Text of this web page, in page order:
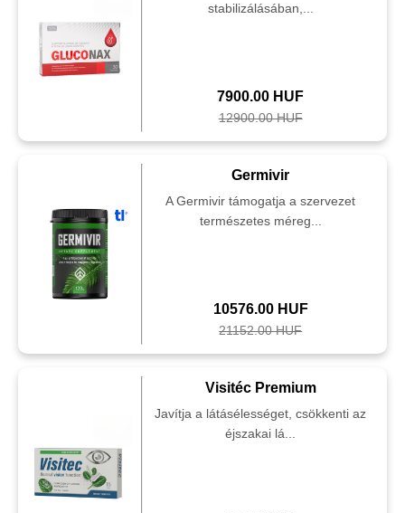
stabilizálásában,...
7900.00 HUF
12900.00 HUF
Germivir
A Germivir támogatja a szervezet
természetes méreg...
10576.00 HUF
21152.00 HUF
Visitéc Premium
Javítja a látásélességet, csökkenti az
éjszakai lá...